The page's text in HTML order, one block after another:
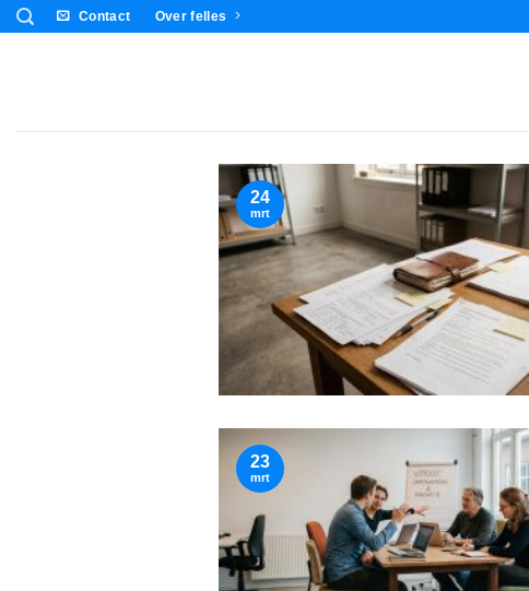
Ga
Contact Over felles
24
mrt
23
mrt